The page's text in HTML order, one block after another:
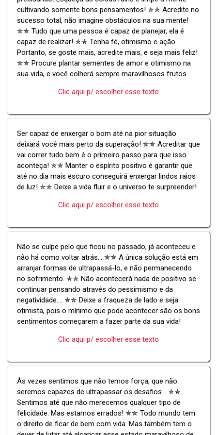
cultivando somente bons pensamentos! ✯✯ Acredite no
sucesso total, não imagine obstáculos na sua mente!
✯✯ Tudo que uma pessoa é capaz de planejar, ela é
capaz de realizar! ✯✯ Tenha fé, otimismo e ação.
Portanto, se goste mais, acredite mais, e seja mais feliz!
✯✯ Procure plantar sementes de amor e otimismo na
sua vida, e você colherá sempre maravilhosos frutos...
Clic aqui p/ escolher esse texto
Ser capaz de enxergar o bom até na pior situação
deixará você mais perto da superação! ✯✯ Acreditar que
vai correr tudo bem é o primeiro passo para que isso
aconteça! ✯✯ Manter o espírito positivo é garantir que
até no dia mais escuro conseguirá enxergar lindos raios
de luz! ✯✯ Deixe a vida fluir e o universo te surpreender!
Clic aqui p/ escolher esse texto
Não se culpe pelo que ficou no passado, já aconteceu e
não há como voltar atrás... ✯✯ A única solução está em
arranjar formas de ultrapassá-lo, e não permanecendo
no sofrimento. ✯✯ Não acontecerá nada de positivo se
continuar pensando através do pessimismo e da
negatividade.... ✯✯ Deixe a fraqueza de lado e seja
otimista, pois o mínimo que pode acontecer são os bons
sentimentos começarem a fazer parte da sua vida!
Clic aqui p/ escolher esse texto
Às vezes sentimos que não temos força, que não
seremos capazes de ultrapassar os desafios... ✯✯
Sentimos até que não merecemos qualquer tipo de
felicidade. Mas estamos errados! ✯✯ Todo mundo tem
o direito de ficar de bem com vida. Mas também tem o